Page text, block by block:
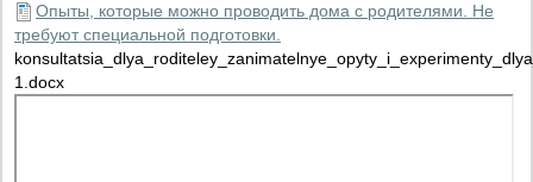
Опыты, которые можно проводить дома с родителями. Не
требуют специальной подготовки.
1.docx